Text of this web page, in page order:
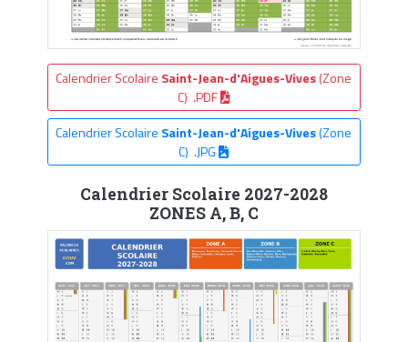
Calendrier Scolaire Saint-Jean-d'Aigues-Vives(Zone
C) .PDF
Calendrier Scolaire Saint-Jean-d'Aigues-Vives(Zone
C) .JPG
Calendrier Scolaire 2027-2028
ZONES A, B, C